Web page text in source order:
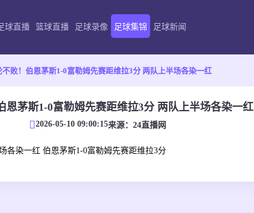
球直播 篮球直播 足球录像 足球集锦 足球新闻
不败！伯恩茅斯1-0富勒姆先赛距维拉3分 两队上半场各染一红
恩茅斯1-0富勒姆先赛距维拉3分 两队上半场各染一红
2026-05-10 09:00:15来源：24直播网
各染一红 伯恩茅斯1-0富勒姆先赛距维拉3分